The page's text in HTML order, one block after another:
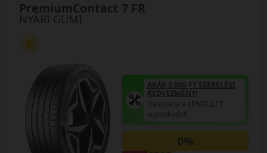
NYÁRI GUMI
PremiumContact 7 FR
AKÁR 5.000 FT SZERELÉSI
KEDVEZMÉNY!
Használja a LENDÜLET
kuponkódot!
0%